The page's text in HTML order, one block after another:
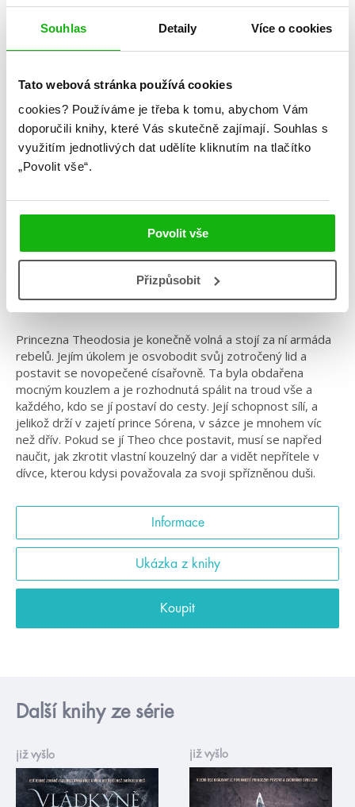
Souhlas Detaily Více o cookies
Tato webová stránka používá cookies
cookies? Používáme je třeba k tomu, abychom Vám
doporučili knihy, které Vás skutečně zajímají. Souhlas s
využitím jednotlivých dat udělíte kliknutím na tlačítko
„Povolit vše“.
Povolit vše
Přizpůsobit
Žánr: Fantasy
Série: Princezna popela
Královna plamenů
Laura Sebastian
#království #laurasebastian #magie #princeznapopela
Překvapivé finále trilogie o nezkrotné síle dívčí vůle
Princezna Theodosia je konečně volná a stojí za ní armáda
rebelů. Jejím úkolem je osvobodit svůj zotročený lid a
postavit se novopečené císařovně. Ta byla obdařena
mocným kouzlem a je rozhodnutá spálit na troud vše a
každého, kdo se jí postaví do cesty. Její schopnost sílí, a
jelikož drží v zajetí prince Sórena, v sázce je mnohem víc
než dřív. Pokud se jí Theo chce postavit, musí se napřed
naučit, jak zkrotit vlastní kouzelný dar a vidět nepřítele v
dívce, kterou kdysi považovala za svoji spřízněnou duši.
Informace
Ukázka z knihy
Koupit
Další knihy ze série
již vyšlo již vyšlo